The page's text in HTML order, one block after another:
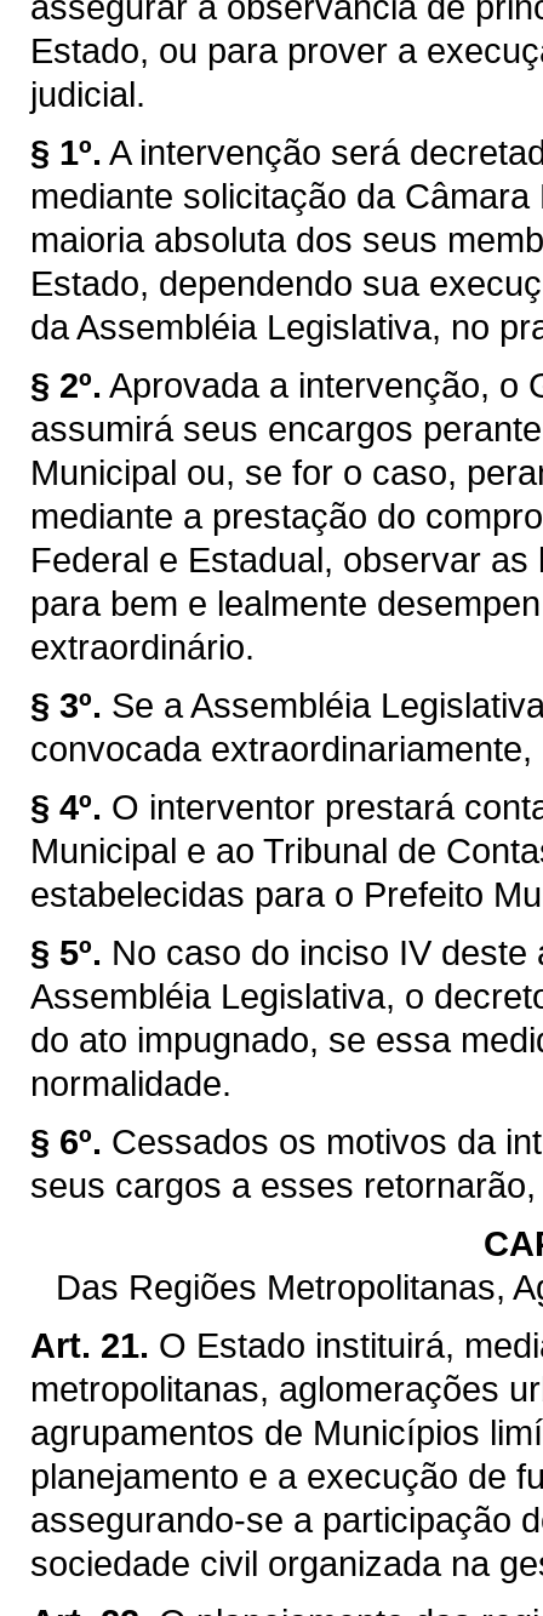
Estado, ou para prover a
judicial.
§ 1º. A intervenção será
mediante solicitação da
maioria absoluta dos seus
Estado, dependendo sua
da Assembléia Legislativa, no
§ 2º. Aprovada a intervenção, o
assumirá seus encargos
Municipal ou, se for o caso,
mediante a prestação do
Federal e Estadual, observar
para bem e lealmente
extraordinário.
§ 3º. Se a Assembléia
convocada
§ 4º. O interventor prestará
Municipal e ao Tribunal de
estabelecidas para o Prefeito
§ 5º. No caso do inciso IV
Assembléia Legislativa, o
do ato impugnado, se essa
normalidade.
§ 6º. Cessados os motivos da
seus cargos a esses
Das Regiões Metropolitanas,
Art. 21. O Estado instituirá,
metropolitanas, aglomerações
agrupamentos de Municípios
planejamento e a execução de
assegurando-se a participação
sociedade civil organizada na